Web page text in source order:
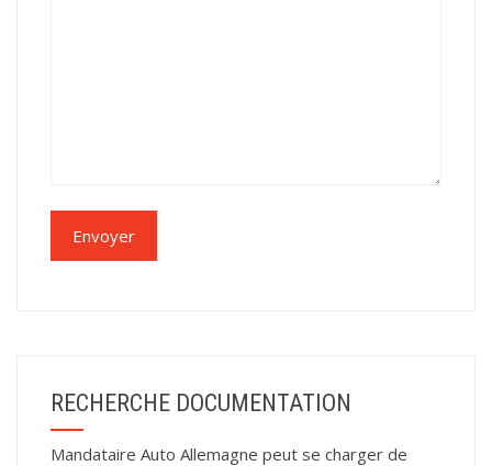
RECHERCHE DOCUMENTATION
Mandataire Auto Allemagne peut se charger de